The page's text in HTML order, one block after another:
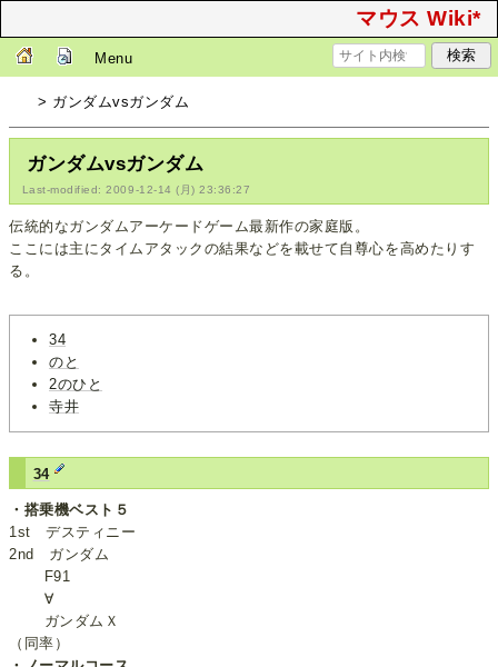
マウス Wiki*
Menu
> ガンダムvsガンダム
ガンダムvsガンダム
Last-modified: 2009-12-14 (月) 23:36:27
伝統的なガンダムアーケードゲーム最新作の家庭版。
ここには主にタイムアタックの結果などを載せて自尊心を高めたりす
る。
34
のと
2のひと
寺井
34
・搭乗機ベスト５
1st デスティニー
2nd ガンダム
F91
∀
ガンダムＸ
（同率）